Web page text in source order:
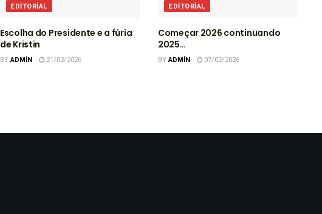
EDITORIAL
Escolha do Presidente e a fúria
de Kristin
BYADMIN 21/02/2026
EDITORIAL
Começar 2026 continuando
2025…
BYADMIN 07/02/2026